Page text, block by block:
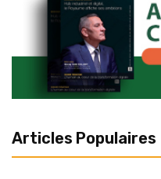
Articles Populaires